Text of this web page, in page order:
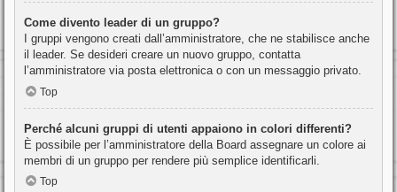
Come divento leader di un gruppo?
I gruppi vengono creati dall’amministratore, che ne stabilisce anche
il leader. Se desideri creare un nuovo gruppo, contatta
l’amministratore via posta elettronica o con un messaggio privato.
Top
Perché alcuni gruppi di utenti appaiono in colori differenti?
È possibile per l’amministratore della Board assegnare un colore ai
membri di un gruppo per rendere più semplice identificarli.
Top